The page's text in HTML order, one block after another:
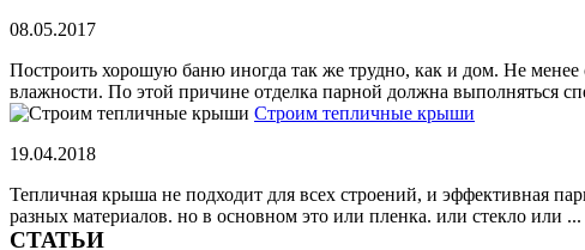
08.05.2017
Построить хорошую баню иногда так же трудно, как и дом. Не
влажности. По этой причине отделка парной должна выполняться
Строим тепличные крыши
19.04.2018
Тепличная крыша не подходит для всех строений, и эффективная
разных материалов. но в основном это или пленка. или стекло или ...
СТАТЬИ